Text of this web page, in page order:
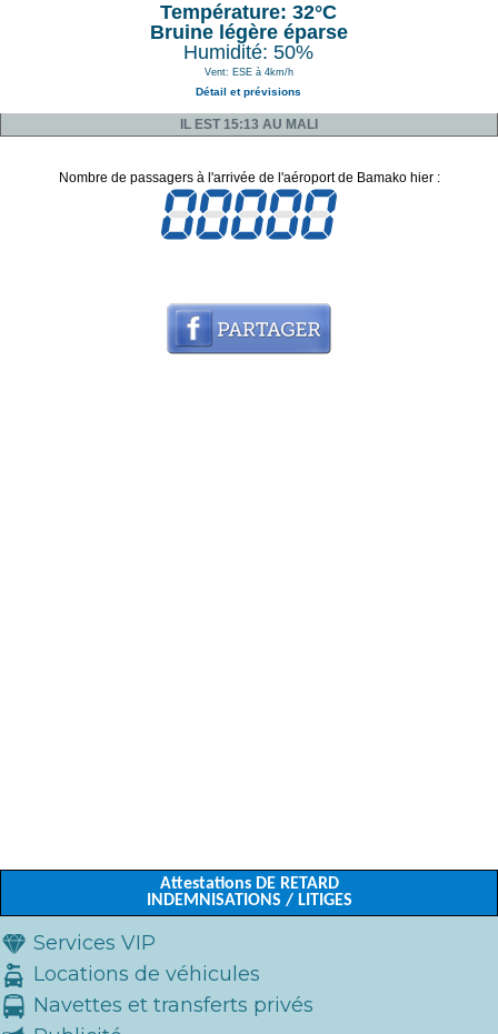
Température: 32°C
Bruine légère éparse
Humidité: 50%
Vent: ESE à 4km/h
Détail et prévisions
IL EST 15:13 AU MALI
Nombre de passagers à l'arrivée de l'aéroport de Bamako hier :
Attestations DE RETARD
INDEMNISATIONS / LITIGES
Services VIP
Locations de véhicules
Navettes et transferts privés